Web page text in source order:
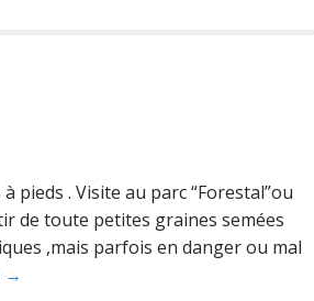
pieds . Visite au parc “Forestal”ou
de toute petites graines semées
,mais parfois en danger ou mal
→